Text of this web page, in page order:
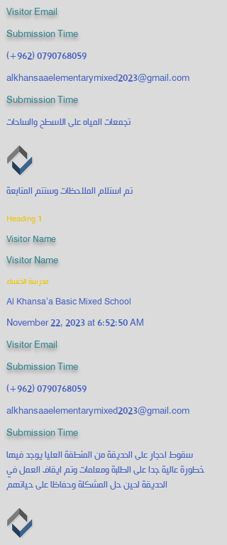
Visitor Email
Submission Time
(+962)0790768059
alkhansaaelementarymixed2023@gmail.com
Submission Time
تجمعات المياه على الاسطح والساحات
تم استلام الملاحظات وستتم المتابعة
Heading 1
Visitor Name
Visitor Name
مدرسة الخنساء
Al Khansa'a Basic Mixed School
November 22, 2023 at 6:52:50 AM
Visitor Email
Submission Time
(+962)0790768059
alkhansaaelementarymixed2023@gmail.com
Submission Time
سقوط احجار على الحديقة من المنطقة العليا يوجد فيها
خطورة عالية جدا على الطلبة ومعلمات وتم ايقاف العمل في
الحديقة لحين حل المشكلة وحفاظا على حياتهم